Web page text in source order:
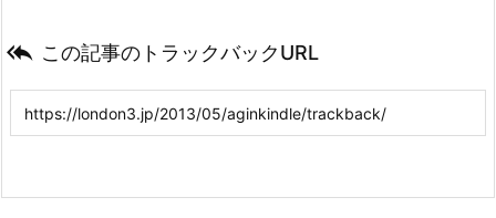
 この記事のトラックバックURL